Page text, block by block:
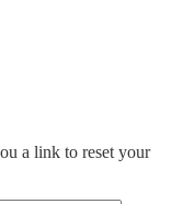
a link to reset your